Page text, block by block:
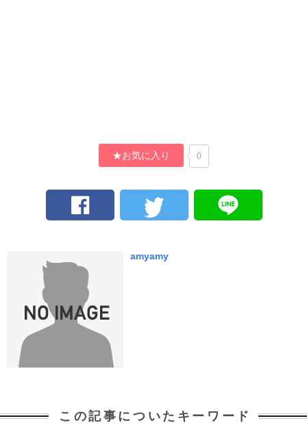
★お気に入り 0
amyamy
この記事についたキーワード